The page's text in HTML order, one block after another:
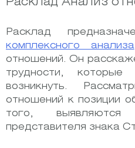
Расклад Анализ
Расклад
комплексного анализа
отношений. Он
трудности,
возникнуть.
отношений к позиции
того, выявляются
представителя знака